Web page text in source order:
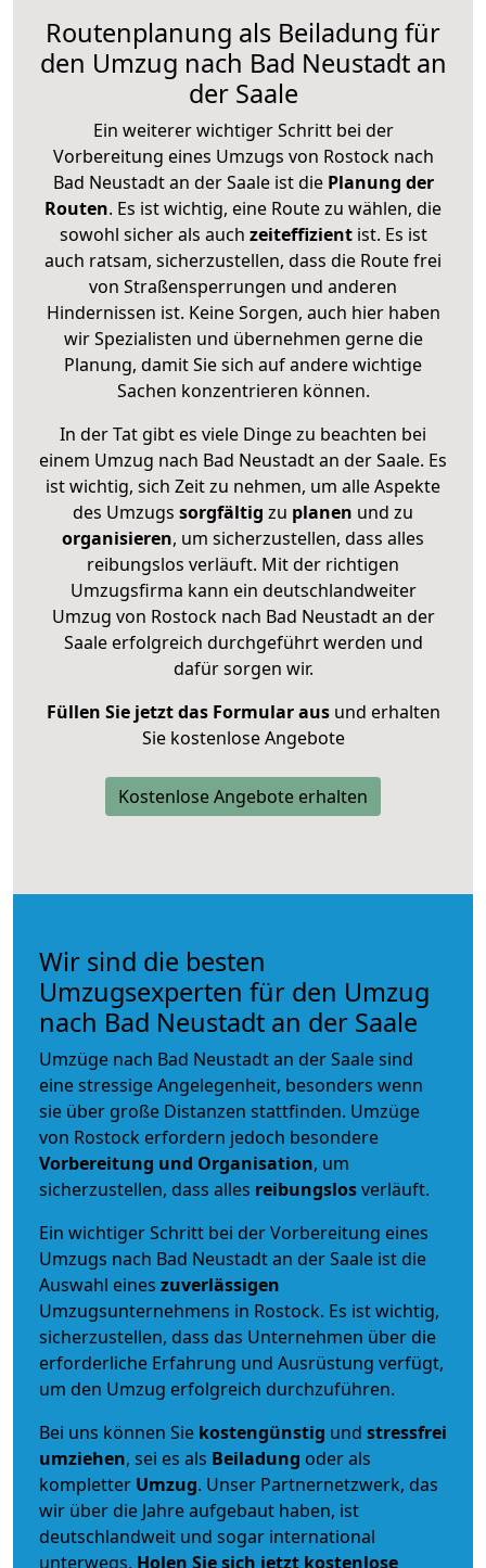
Routenplanung als Beiladung für
den Umzug nach Bad Neustadt an
der Saale
Ein weiterer wichtiger Schritt bei der
Vorbereitung eines Umzugs von Rostock nach
Bad Neustadt an der Saale ist diePlanung der
Routen. Es ist wichtig, eine Route zu wählen, die
sowohl sicher als auch zeiteffizientist. Es ist
auch ratsam, sicherzustellen, dass die Route frei
von Straßensperrungen und anderen
Hindernissen ist. Keine Sorgen, auch hier haben
wir Spezialisten und übernehmen gerne die
Planung, damit Sie sich auf andere wichtige
Sachen konzentrieren können.
In der Tat gibt es viele Dinge zu beachten bei
einem Umzug nach Bad Neustadt an der Saale. Es
ist wichtig, sich Zeit zu nehmen, um alle Aspekte
des Umzugs sorgfältig zu planen und zu
organisieren, um sicherzustellen, dass alles
reibungslos verläuft. Mit der richtigen
Umzugsfirma kann ein deutschlandweiter
Umzug von Rostock nach Bad Neustadt an der
Saale erfolgreich durchgeführt werden und
dafür sorgen wir.
Füllen Sie jetzt das Formular ausund erhalten
Sie kostenlose Angebote
Kostenlose Angebote erhalten
Wir sind die besten
Umzugsexperten für den Umzug
nach Bad Neustadt an der Saale
Umzüge nach Bad Neustadt an der Saale sind
eine stressige Angelegenheit, besonders wenn
sie über große Distanzen stattfinden. Umzüge
von Rostock erfordern jedoch besondere
Vorbereitung und Organisation, um
sicherzustellen, dass alles reibungslosverläuft.
Ein wichtiger Schritt bei der Vorbereitung eines
Umzugs nach Bad Neustadt an der Saale ist die
Auswahl eines zuverlässigen
Umzugsunternehmens in Rostock. Es ist wichtig,
sicherzustellen, dass das Unternehmen über die
erforderliche Erfahrung und Ausrüstung verfügt,
um den Umzug erfolgreich durchzuführen.
Bei uns können Sie kostengünstig und stressfrei
umziehen, sei es als Beiladung oder als
kompletter Umzug. Unser Partnernetzwerk, das
wir über die Jahre aufgebaut haben, ist
deutschlandweit und sogar international
unterwegs. Holen Sie sich jetzt kostenlose